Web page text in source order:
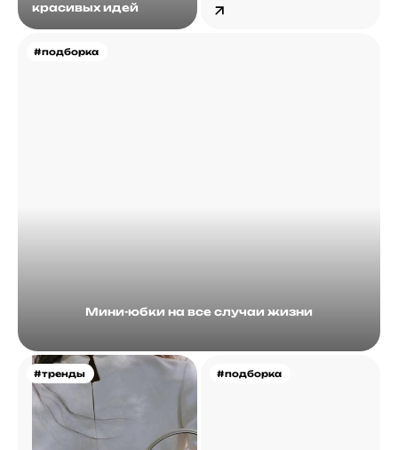
красивых идей
#подборка
Мини-юбки на все случаи жизни
#тренды #подборка